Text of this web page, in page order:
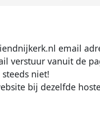
email
verstuur vanuit de
niet!
bij dezelfde